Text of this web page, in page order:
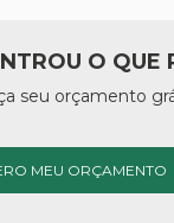
O QUE
seu orçamento
MEU ORÇAMENTO